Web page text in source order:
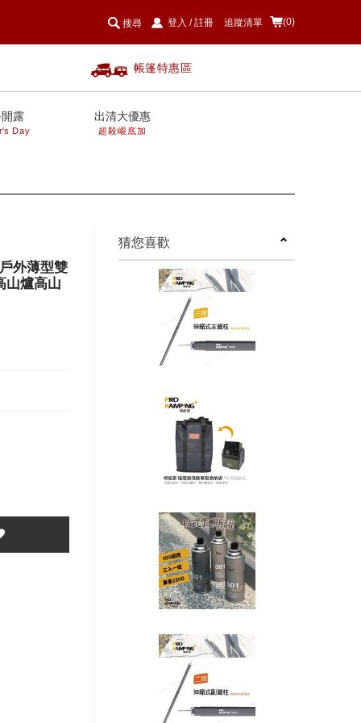
(0)
登入 / 註冊 追蹤清單
帳篷特惠區
搜尋
露
Day
出清大優惠
超殺巄底加
外薄型雙
山爐高山
猜您喜歡